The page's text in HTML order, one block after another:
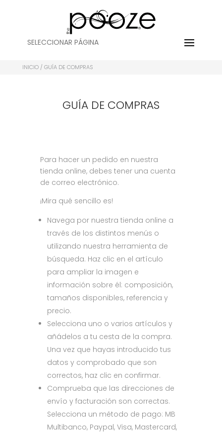
SELECCIONAR PÁGINA
INICIO/ GUÍA DE COMPRAS
GUÍA DE COMPRAS
Para hacer un pedido en nuestra
tienda online, debes tener una cuenta
de correo electrónico.
¡Mira qué sencillo es!
Navega por nuestra tienda online a
través de los distintos menús o
utilizando nuestra herramienta de
búsqueda. Haz clic en el artículo
para ampliar la imagen e
información sobre él: composición,
tamaños disponibles, referencia y
precio.
Selecciona uno o varios artículos y
añádelos a tu cesta de la compra.
Una vez que hayas introducido tus
datos y comprobado que son
correctos, haz clic en confirmar.
Comprueba que las direcciones de
envío y facturación son correctas.
Selecciona un método de pago: MB
Multibanco, Paypal, Visa, Mastercard,